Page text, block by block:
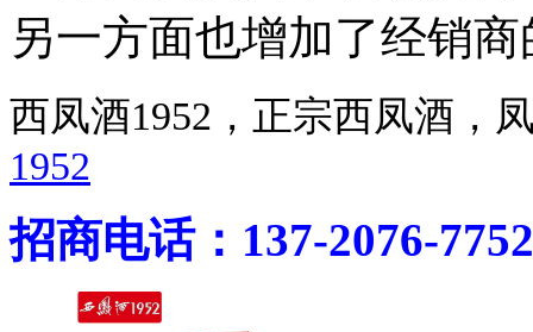
另一方面也增加了经销
西凤酒1952，正宗西凤酒
1952
招商电话：137-2076-7752